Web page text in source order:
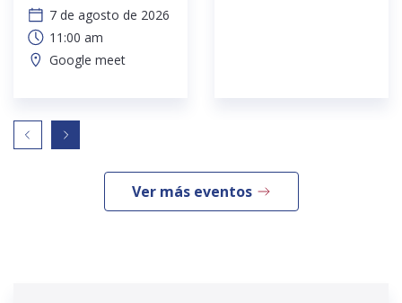
7 de agosto de 2026
11:00 am
Google meet
Ver más eventos